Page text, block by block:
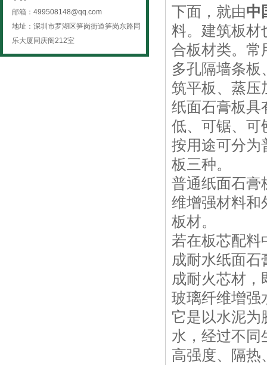
下面，就由中
料。建筑板材
合板材类。常
多孔隔墙条板
筑平板、蒸压
纸面石膏板具
低、可锯、可
按用途可分为
板三种。
普通纸面石膏
维增强材料和
板材。
若在板芯配料
成耐水纸面石
成耐火芯材，
玻璃纤维增强
它是以水泥为
水，经过不同
高强度、隔热
邮箱： 499508148@qq.com
地址：深圳市罗湖区笋岗街道笋岗东路同
乐大厦同庆阁212室